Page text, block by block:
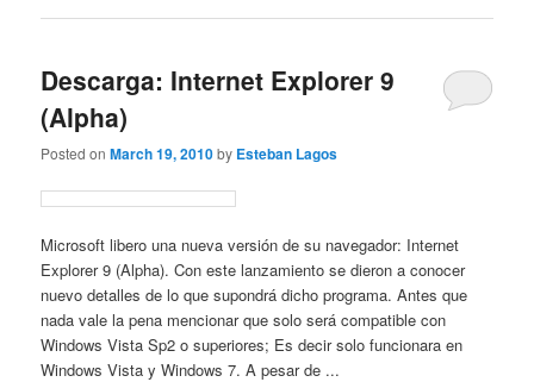
Descarga: Internet Explorer 9
(Alpha)
Posted onMarch 19, 2010by Esteban Lagos
Microsoft libero una nueva versión de su navegador: Internet
Explorer 9 (Alpha). Con este lanzamiento se dieron a conocer
nuevo detalles de lo que supondrá dicho programa. Antes que
nada vale la pena mencionar que solo será compatible con
Windows Vista Sp2 o superiores; Es decir solo funcionara en
Windows Vista y Windows 7. A pesar de ...